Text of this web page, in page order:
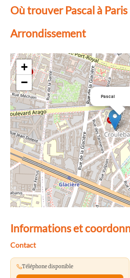
Où trouver Pascal à
Arrondissement
Pascal
+
−
Informations et
Contact
Téléphone disponible